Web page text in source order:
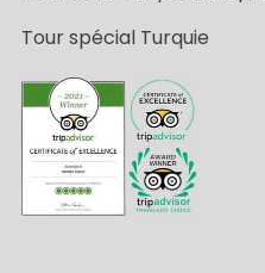
Tour spécial Turquie